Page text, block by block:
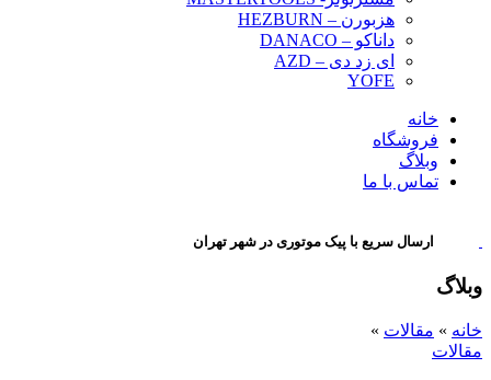
هزبورن – HEZBURN
داناکو – DANACO
ای زد دی – AZD
YOFE
خانه
فروشگاه
وبلاگ
تماس با ما
ارسال سریع با پیک موتوری در شهر تهران
وبلاگ
خانه » مقالات »
مقالات